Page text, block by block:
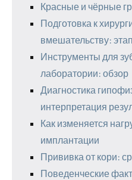
Красные и чёрные
Подготовка к
вмешательству:
Инструменты для
лаборатории: обзор
Диагностика
интерпретация
Как изменяется
имплантации
Прививка от кори:
Поведенческие